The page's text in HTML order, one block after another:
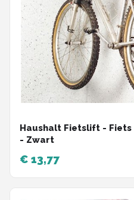
Haushalt Fietslift - Fiets
- Zwart
€ 13,77